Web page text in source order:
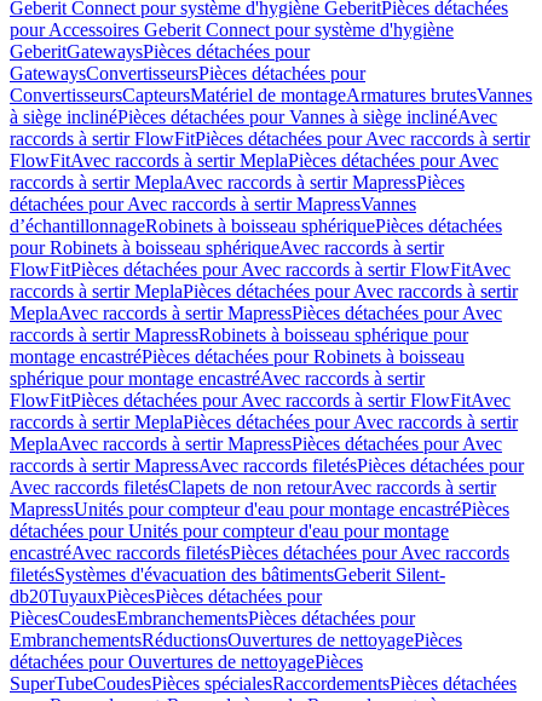
Geberit Connect pour système d'hygiène GeberitPièces détachées
pour Accessoires Geberit Connect pour système d'hygiène
GeberitGatewaysPièces détachées pour
GatewaysConvertisseursPièces détachées pour
ConvertisseursCapteursMatériel de montageArmatures brutesVannes
à siège inclinéPièces détachées pour Vannes à siège inclinéAvec
raccords à sertir FlowFitPièces détachées pour Avec raccords à sertir
FlowFitAvec raccords à sertir MeplaPièces détachées pour Avec
raccords à sertir MeplaAvec raccords à sertir MapressPièces
détachées pour Avec raccords à sertir MapressVannes
d’échantillonnageRobinets à boisseau sphériquePièces détachées
pour Robinets à boisseau sphériqueAvec raccords à sertir
FlowFitPièces détachées pour Avec raccords à sertir FlowFitAvec
raccords à sertir MeplaPièces détachées pour Avec raccords à sertir
MeplaAvec raccords à sertir MapressPièces détachées pour Avec
raccords à sertir MapressRobinets à boisseau sphérique pour
montage encastréPièces détachées pour Robinets à boisseau
sphérique pour montage encastréAvec raccords à sertir
FlowFitPièces détachées pour Avec raccords à sertir FlowFitAvec
raccords à sertir MeplaPièces détachées pour Avec raccords à sertir
MeplaAvec raccords à sertir MapressPièces détachées pour Avec
raccords à sertir MapressAvec raccords filetésPièces détachées pour
Avec raccords filetésClapets de non retourAvec raccords à sertir
MapressUnités pour compteur d'eau pour montage encastréPièces
détachées pour Unités pour compteur d'eau pour montage
encastréAvec raccords filetésPièces détachées pour Avec raccords
filetésSystèmes d'évacuation des bâtimentsGeberit Silent-
db20TuyauxPiècesPièces détachées pour
PiècesCoudesEmbranchementsPièces détachées pour
EmbranchementsRéductionsOuvertures de nettoyagePièces
détachées pour Ouvertures de nettoyagePièces
SuperTubeCoudesPièces spécialesRaccordementsPièces détachées